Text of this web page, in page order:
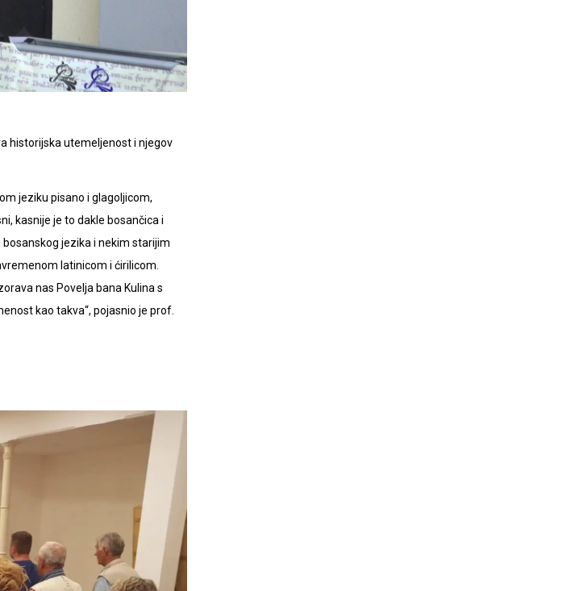
historijska utemeljenost i njegov
jeziku pisano i glagoljicom,
kasnije je to dakle bosančica i
jezika i nekim starijim
latinicom i ćirilicom.
nas Povelja bana Kulina s
kao takva“, pojasnio je prof.